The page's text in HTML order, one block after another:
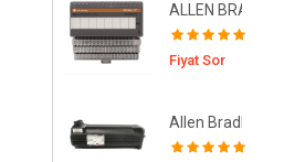
ALLEN BRADLEY
Fiyat Sor
Allen Bradley